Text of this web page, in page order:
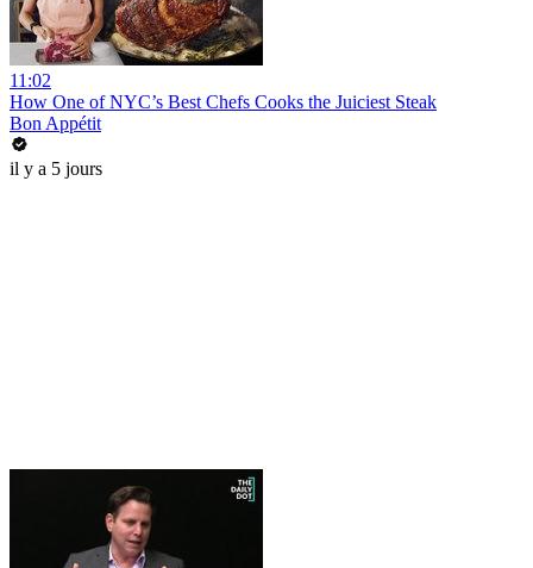
11:02
How One of NYC’s Best Chefs Cooks the Juiciest Steak
Bon Appétit
il y a 5 jours